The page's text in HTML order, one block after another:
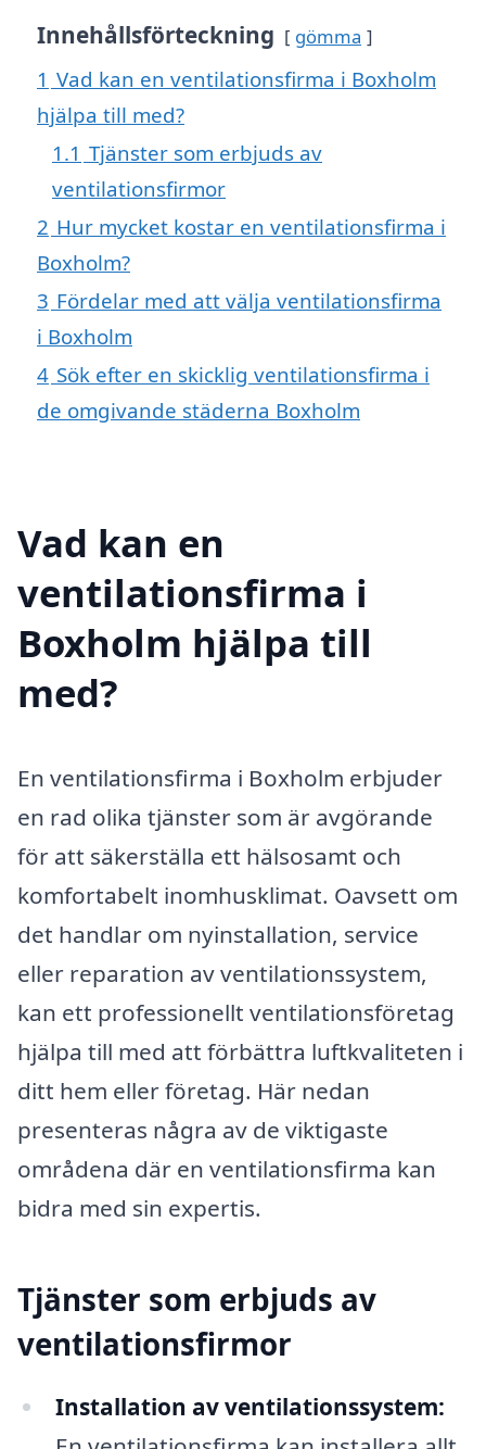
Innehållsförteckning gömma
1 Vad kan en ventilationsfirma i Boxholm
hjälpa till med?
1.1 Tjänster som erbjuds av
ventilationsfirmor
2 Hur mycket kostar en ventilationsfirma i
Boxholm?
3 Fördelar med att välja ventilationsfirma
i Boxholm
4 Sök efter en skicklig ventilationsfirma i
de omgivande städerna Boxholm
Vad kan en
ventilationsfirma i
Boxholm hjälpa till
med?
En ventilationsfirma i Boxholm erbjuder
en rad olika tjänster som är avgörande
för att säkerställa ett hälsosamt och
komfortabelt inomhusklimat. Oavsett om
det handlar om nyinstallation, service
eller reparation av ventilationssystem,
kan ett professionellt ventilationsföretag
hjälpa till med att förbättra luftkvaliteten i
ditt hem eller företag. Här nedan
presenteras några av de viktigaste
områdena där en ventilationsfirma kan
bidra med sin expertis.
Tjänster som erbjuds av
ventilationsfirmor
Installation av ventilationssystem: